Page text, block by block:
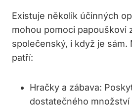
Existuje několik účinných
mohou pomoci papouškovi
společenský, i když je sám.
patří:
Hračky a zábava:
dostatečného množství